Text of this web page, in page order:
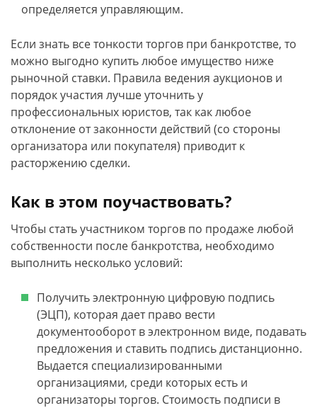
определяется управляющим.
Если знать все тонкости торгов при банкротстве, то
можно выгодно купить любое имущество ниже
рыночной ставки. Правила ведения аукционов и
порядок участия лучше уточнить у
профессиональных юристов, так как любое
отклонение от законности действий (со стороны
организатора или покупателя) приводит к
расторжению сделки.
Как в этом поучаствовать?
Чтобы стать участником торгов по продаже любой
собственности после банкротства, необходимо
выполнить несколько условий:
Получить электронную цифровую подпись
(ЭЦП), которая дает право вести
документооборот в электронном виде, подавать
предложения и ставить подпись дистанционно.
Выдается специализированными
организациями, среди которых есть и
организаторы торгов. Стоимость подписи в